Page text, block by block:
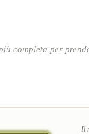
completa per
Il